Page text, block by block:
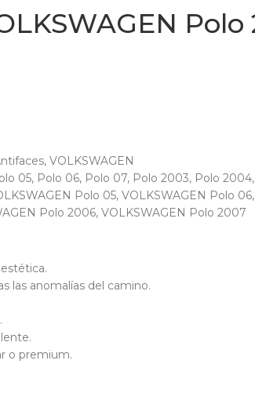
Polo
, VOLKSWAGEN
05, Polo 06, Polo 07, Polo 2003, Polo 2004,
Polo 05, VOLKSWAGEN Polo 06,
Polo 2006, VOLKSWAGEN Polo 2007
las anomalías del camino.
o premium.